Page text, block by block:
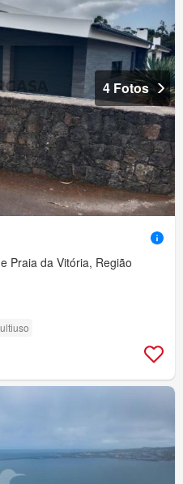
4 Fotos
Praia da Vitória, Região